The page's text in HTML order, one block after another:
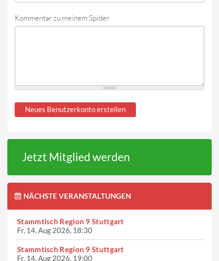
Kommentar zu meinem Spider
Jetzt Mitglied werden
NÄCHSTE VERANSTALTUNGEN
Stammtisch Region 9 Stuttgart
Fr, 14. Aug 2026, 18:30
Stammtisch Region 9 Stuttgart
Fr, 14. Aug 2026, 19:00